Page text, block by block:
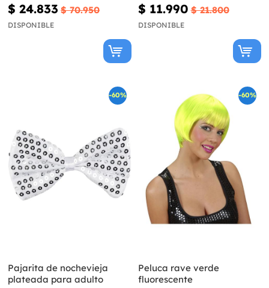
$ 24.833 $ 70.950
DISPONIBLE
$ 11.990 $ 21.800
DISPONIBLE
-60%
Pajarita de nochevieja
plateada para adulto
-60%
Peluca rave verde
fluorescente